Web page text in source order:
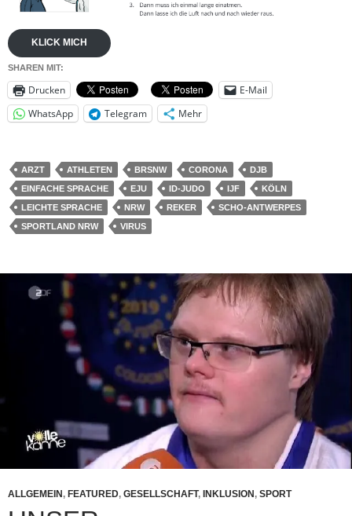
KLICK MICH
SHAREN MIT:
Drucken
E-Mail
WhatsApp
Telegram Mehr
ARZT ATHLETEN BRSNW CORONA
DJB
EINFACHE SPRACHE
EJU ID-JUDO IJF
KÖLN
LEICHTE SPRACHE
NRW REKER
SCHO-ANTWERPES
SPORTLAND NRW
VIRUS
ALLGEMEIN , FEATURED, GESELLSCHAFT, INKLUSION , SPORT